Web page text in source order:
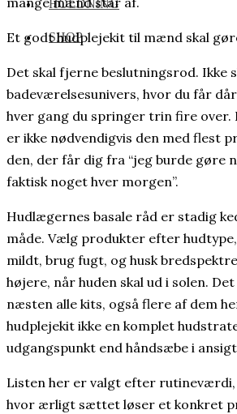
HOLDNING
SHOP
Et godt hudplejekit til mænd skal
Det skal fjerne beslutningsrod. Ikke
badeværelsesunivers, hvor du får
hver gang du springer trin fire over.
er ikke nødvendigvis den med flest
den, der får dig fra “jeg burde gøre
faktisk noget hver morgen”.
Hudlægernes basale råd er stadig
måde. Vælg produkter efter
mildt, brug fugt, og husk
højere, når huden skal ud i solen.
næsten alle kits, også flere af dem
hudplejekit ikke en komplet
udgangspunkt end håndsæbe i
Listen her er valgt efter rutineværdi,
hvor ærligt sættet løser et konkret